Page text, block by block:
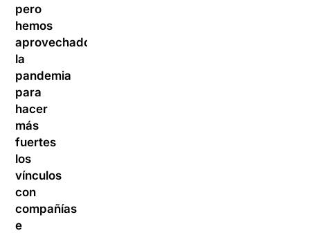
pero
hemos
aprovechado
la
pandemia
para
hacer
más
fuertes
los
vínculos
con
compañías
e